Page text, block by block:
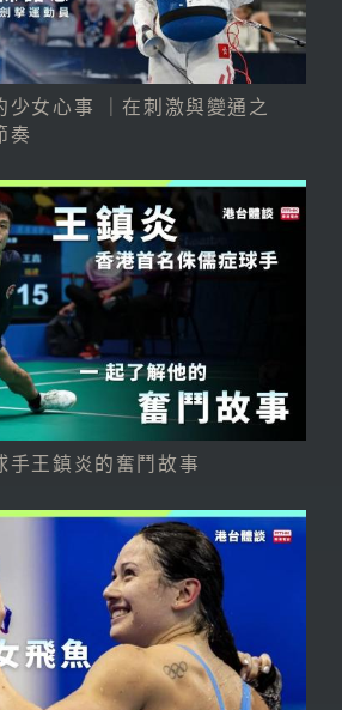
少女心事 ｜在刺激與變通之
奏
手王鎮炎的奮鬥故事